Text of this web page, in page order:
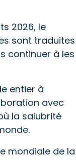
2026, le
sont traduites
continuer à les
entier à
avec
la salubrité
mondiale de la